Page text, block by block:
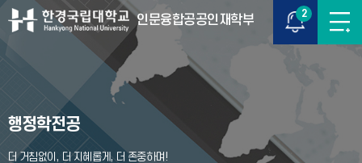
인문융합공공인재학부 2
행정학전공